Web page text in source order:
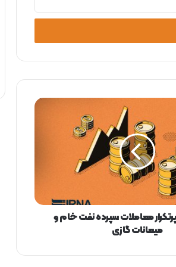
معاملات سپرده نفت‌ خام و
میعانات گازی